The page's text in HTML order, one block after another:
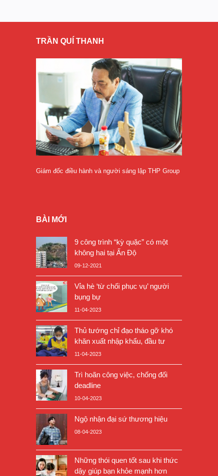
TRẦN QUÍ THANH
Giám đốc điều hành và người sáng lập THP Group
BÀI MỚI
9 công trình “kỳ quặc” có một
không hai tại Ấn Độ
09-12-2021
Vỉa hè ‘từ chối phục vụ’ người
bụng bự
11-04-2023
Thủ tướng chỉ đạo tháo gỡ khó
khăn xuất nhập khẩu, đầu tư
11-04-2023
Trì hoãn công việc, chống đối
deadline
10-04-2023
Ngộ nhận đại sứ thương hiệu
08-04-2023
Những thói quen tốt sau khi thức
dậy giúp bạn khỏe mạnh hơn